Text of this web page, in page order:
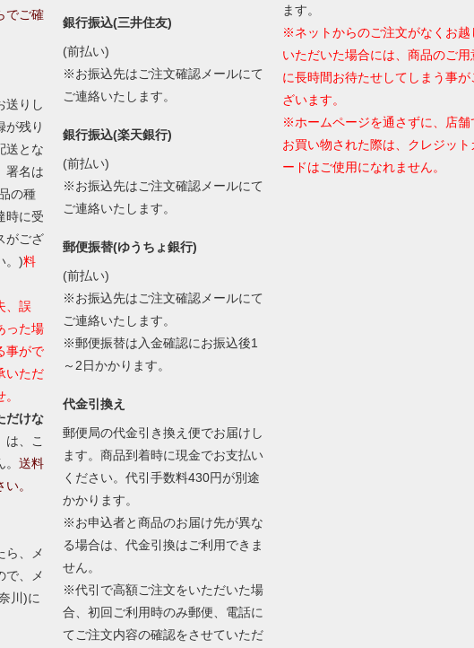
でご確
送りし
が残り
送とな
署名は
の種
時に受
がござ
。)料
、誤
った場
事がで
いただ
だけな
は、こ
送料
。
ら、メ
で、メ
川)に
銀行振込(三井住友)
(前払い)
※お振込先はご注文確認メールにて
ご連絡いたします。
銀行振込(楽天銀行)
(前払い)
※お振込先はご注文確認メールにて
ご連絡いたします。
郵便振替(ゆうちょ銀行)
(前払い)
※お振込先はご注文確認メールにて
ご連絡いたします。
※郵便振替は入金確認にお振込後1
～2日かかります。
代金引換え
郵便局の代金引き換え便でお届けし
ます。商品到着時に現金でお支払い
ください。代引手数料430円が別途
かかります。
※お申込者と商品のお届け先が異な
る場合は、代金引換はご利用できま
せん。
※代引で高額ご注文をいただいた場
合、初回ご利用時のみ郵便、電話に
てご注文内容の確認をさせていただ
ます。
※ネットからのご注文がなくお越
いただいた場合には、商品のご用
に長時間お待たせしてしまう事が
ざいます。
※ホームページを通さずに、店舗
お買い物された際は、クレジット
ードはご使用になれません。